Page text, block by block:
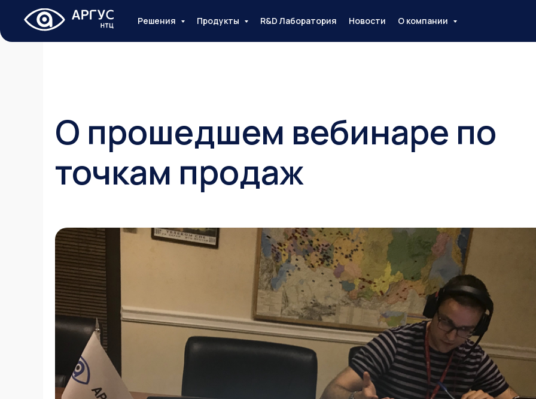
Решения Продукты R&D Лаборатория Новости О компании
О прошедшем вебинаре по
точкам продаж